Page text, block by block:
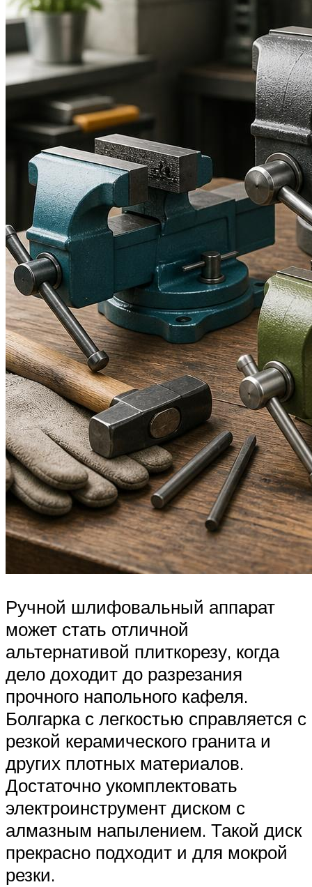
Ручной шлифовальный аппарат
может стать отличной
альтернативой плиткорезу, когда
дело доходит до разрезания
прочного напольного кафеля.
Болгарка с легкостью справляется с
резкой керамического гранита и
других плотных материалов.
Достаточно укомплектовать
электроинструмент диском с
алмазным напылением. Такой диск
прекрасно подходит и для мокрой
резки.